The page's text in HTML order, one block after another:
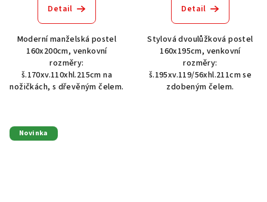
Detail
Moderní manželská postel
160x200cm, venkovní
rozměry:
š.170xv.110xhl.215cm na
nožičkách, s dřevěným čelem.
Detail
Stylová dvoulůžková postel
160x195cm, venkovní
rozměry:
š.195xv.119/56xhl.211cm se
zdobeným čelem.
Novinka